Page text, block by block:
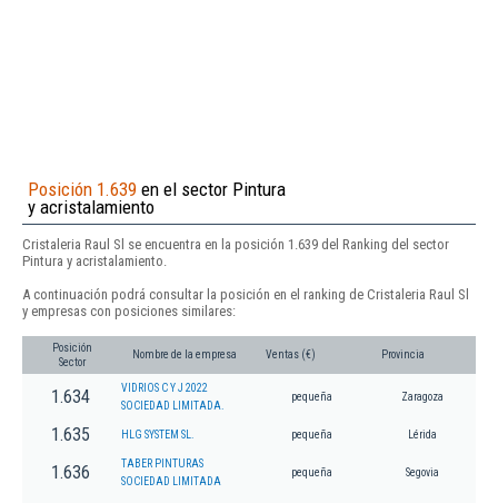
Posición 1.639 en el sector Pintura
y acristalamiento
Cristaleria Raul Sl se encuentra en la posición 1.639 del Ranking del sector
Pintura y acristalamiento.
A continuación podrá consultar la posición en el ranking de Cristaleria Raul Sl
y empresas con posiciones similares:
Posición
Sector
Nombre de la empresa Ventas (€) Provincia
1.634
VIDRIOS C Y J 2022
SOCIEDAD LIMITADA.
pequeña Zaragoza
1.635 HLG SYSTEM SL. pequeña Lérida
1.636
TABER PINTURAS
SOCIEDAD LIMITADA
pequeña Segovia